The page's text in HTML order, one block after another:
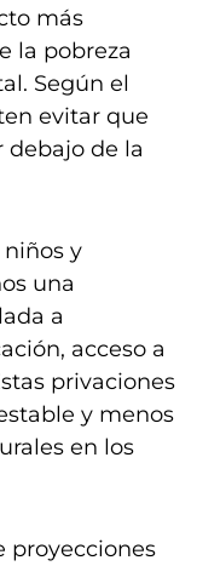
más
la pobreza
Según el
evitar que
debajo de la
niños y
una
a
acceso a
privaciones
y menos
en los
proyecciones